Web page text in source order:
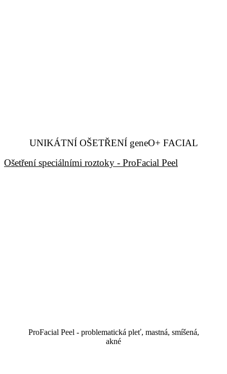
UNIKÁTNÍ OŠETŘENÍ geneO+ FACIAL
Ošetření speciálními roztoky - ProFacial Peel
ProFacial Peel - problematická pleť, mastná, smíšená,
akné